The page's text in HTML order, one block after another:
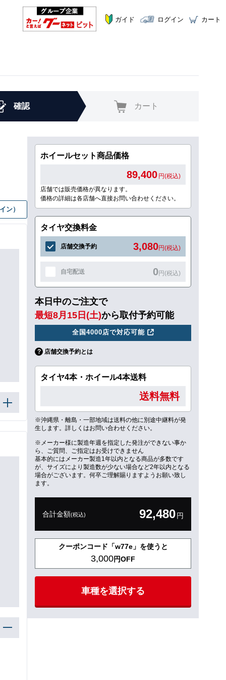
ガイド ログイン カート
確認 カート
ン）
ホイールセット商品価格
89,400 円(税込)
店舗では販売価格が異なります。
価格の詳細は各店舗へ直接お問い合わせください。
タイヤ交換料金
店舗交換予約 3,080円(税込)
自宅配送 0円(税込)
本日中のご注文で
最短8月15日(土)から取付予約可能
全国4000店で対応可能
店舗交換予約とは
タイヤ4本・ホイール4本送料
送料無料
※沖縄県・離島・一部地域は送料の他に別途中継料が発
生します。詳しくはお問い合わせください。
※メーカー様に製造年週を指定した発注ができない事か
ら、ご質問、ご指定はお受けできません
基本的にはメーカー製造1年以内となる商品が多数です
が、サイズにより製造数が少ない場合など2年以内となる
場合がございます。何卒ご理解賜りますようお願い致し
ます。
合計金額(税込) 92,480円
クーポンコード「w77e」を使うと
3,000円OFF
車種を選択する